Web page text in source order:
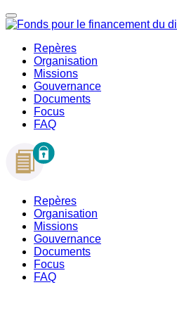
Repères
Organisation
Missions
Gouvernance
Documents
Focus
FAQ
Repères
Organisation
Missions
Gouvernance
Documents
Focus
FAQ